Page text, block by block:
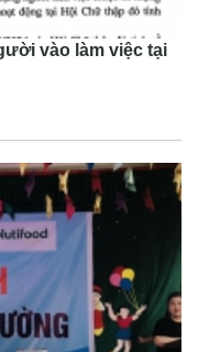
vào làm việc tại